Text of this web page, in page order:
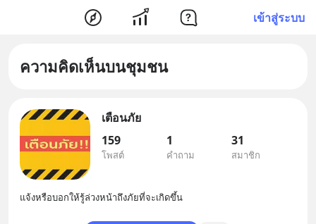
เข้าสู่ระบบ
ความคิดเห็นบนชุมชน
เตือนภัย
159
โพสต์
1
คำถาม
31
สมาชิก
แจ้งหรือบอกให้รู้ล่วงหน้าถึงภัยที่จะเกิดขึ้น